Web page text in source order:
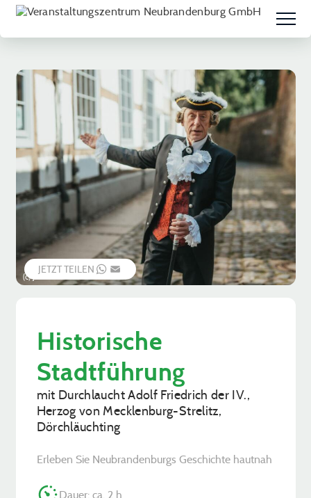
(c) Jessica Schuck
JETZT TEILEN WHATSAPP
EMAIL
Historische
Stadtführung
mit Durchlaucht Adolf Friedrich der IV.,
Herzog von Mecklenburg-Strelitz,
Dörchläuchting
Erleben Sie Neubrandenburgs Geschichte hautnah
Dauer: ca. 2 h